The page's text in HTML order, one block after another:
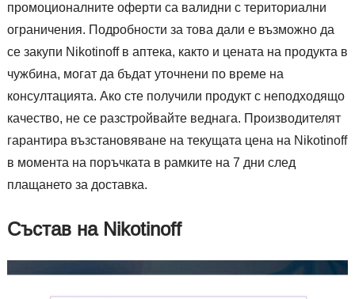
промоционалните оферти са валидни с териториални
ограничения. Подробности за това дали е възможно да
се закупи Nikotinoff в аптека, както и цената на продукта в
чужбина, могат да бъдат уточнени по време на
консултацията. Ако сте получили продукт с неподходящо
качество, не се разстройвайте веднага. Производителят
гарантира възстановяване на текущата цена на Nikotinoff
в момента на поръчката в рамките на 7 дни след
плащането за доставка.
Състав на Nikotinoff